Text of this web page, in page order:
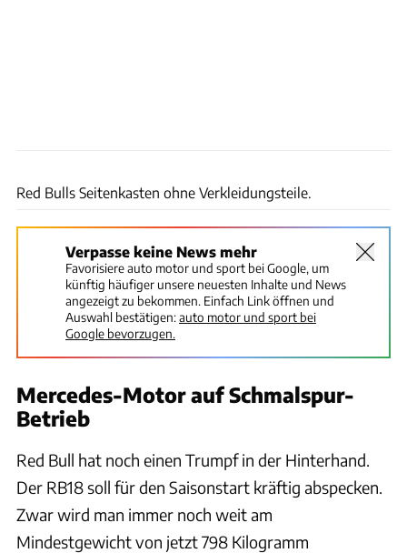
Red Bulls Seitenkasten ohne Verkleidungsteile.
Verpasse keine News mehr
Favorisiere auto motor und sport bei Google, um
künftig häufiger unsere neuesten Inhalte und News
angezeigt zu bekommen. Einfach Link öffnen und
Auswahl bestätigen:auto motor und sport bei
Google bevorzugen.
Mercedes-Motor auf Schmalspur-
Betrieb
Red Bull hat noch einen Trumpf in der Hinterhand.
Der RB18 soll für den Saisonstart kräftig abspecken.
Zwar wird man immer noch weit am
Mindestgewicht von jetzt 798 Kilogramm